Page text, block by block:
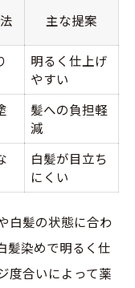
主な提案
明るく仕上げ
やすい
髪への負担軽
減
白髪が目立ち
にくい
白髪の状態に合わ
髪染めで明るく仕
度合いによって薬